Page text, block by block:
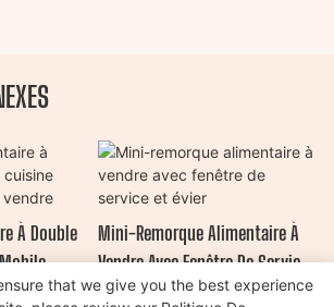
À Double
Mini-Remorque Alimentaire À
Vendre Avec Fenêtre De Service
Et Évier
that we give you the best experience